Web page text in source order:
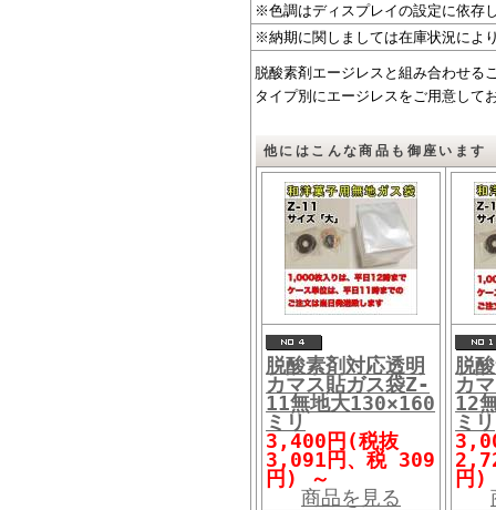
※色調はディスプレイの設定に依存
※納期に関しましては在庫状況によ
脱酸素剤エージレスと組み合わせる
タイプ別にエージレスをご用意して
他にはこんな商品も御座います
脱酸素剤対応透明
カマス貼ガス袋Z-
11無地大130×160
ミリ
3,400円(税抜
3,091円、税 309
円)
～
商品を見る
脱
カ
12
ミリ
円